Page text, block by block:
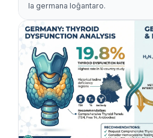
la germana loĝantaro.
Bosanski
Azərbaycan dili
Eesti
日本語
Čeština
ქართული
Русский